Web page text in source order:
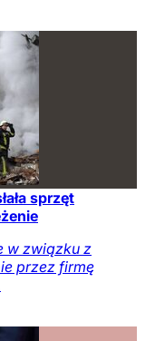
sprzęt
w związku z
przez firmę